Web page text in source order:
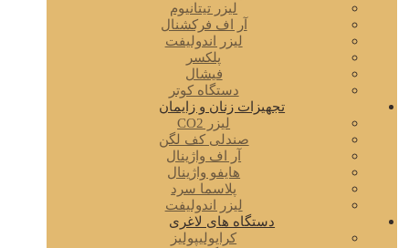
لیزر تیتانیوم
آر اف فرکشنال
لیزر اندولیفت
پلکسر
فیشال
دستگاه کوتر
تجهیزات زنان و زایمان
لیزر CO2
صندلی کف لگن
آر اف واژینال
هایفو واژینال
پلاسما سرد
لیزر اندولیفت
دستگاه های لاغری
کرایولیپولیز